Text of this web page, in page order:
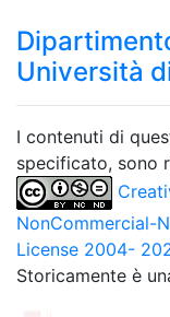
Università
I contenuti di
specificato, sono
NonCommercial-
License 2004-
Storicamente è